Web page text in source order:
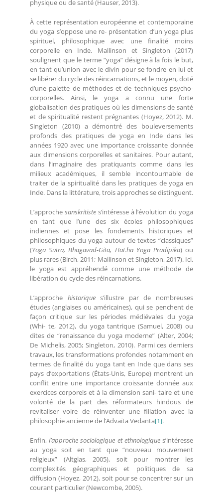
physique ou de santé (Hauser, 2013).
À cette représentation européenne et contemporaine
du yoga s’oppose une re- présentation d’un yoga plus
spirituel, philosophique avec une finalité moins
corporelle en Inde. Mallinson et Singleton (2017)
soulignent que le terme “yoga” désigne à la fois le but,
en tant qu’union avec le divin pour se fondre en lui et
se libérer du cycle des réincarnations, et le moyen, doté
d’une palette de méthodes et de techniques psycho-
corporelles. Ainsi, le yoga a connu une forte
globalisation des pratiques où les dimensions de santé
et de spiritualité restent prégnantes (Hoyez, 2012). M.
Singleton (2010) a démontré des bouleversements
profonds des pratiques de yoga en Inde dans les
années 1920 avec une importance croissante donnée
aux dimensions corporelles et sanitaires. Pour autant,
dans l’imaginaire des pratiquants comme dans les
milieux académiques, il semble incontournable de
traiter de la spiritualité dans les pratiques de yoga en
Inde. Dans la littérature, trois approches se distinguent.
L’approche sanskritistes’intéresse à l’évolution du yoga
en tant que l’une des six écoles philosophiques
indiennes et pose les fondements historiques et
philosophiques du yoga autour de textes “classiques”
(Yoga Sūtra, Bhagavad-Gitā, Hat.ha Yoga Pradipika) ou
plus rares (Birch, 2011; Mallinson et Singleton, 2017). Ici,
le yoga est appréhendé comme une méthode de
libération du cycle des réincarnations.
L’approche historiques’illustre par de nombreuses
études (anglaises ou américaines), qui se penchent de
façon critique sur les périodes médiévales du yoga
(Whi- te, 2012), du yoga tantrique (Samuel, 2008) ou
dites de “renaissance du yoga moderne” (Alter, 2004;
De Michelis, 2005; Singleton, 2010). Parmi ces derniers
travaux, les transformations profondes notamment en
termes de finalité du yoga tant en Inde que dans ses
pays d’exportations (États-Unis, Europe) montrent un
conflit entre une importance croissante donnée aux
exercices corporels et à la dimension sani- taire et une
volonté de la part des réformateurs hindous de
revitaliser voire de réinventer une filiation avec la
philosophie ancienne de l’Advaïta Vedanta[1].
Enfin,l’approche sociologique et ethnologiques’intéresse
au yoga soit en tant que “nouveau mouvement
religieux” (Altglas, 2005), soit pour montrer les
complexités géographiques et politiques de sa
diffusion (Hoyez, 2012), soit pour se concentrer sur un
courant particulier (Newcombe, 2005).